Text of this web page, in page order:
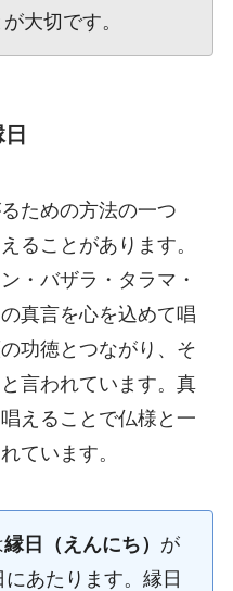
大切です。
ための方法の一つ
ることがあります。
・バザラ・タラマ・
真言を心を込めて唱
功徳とつながり、そ
言われています。真
えることで仏様と一
ています。
縁日（えんにち） が
あたります。縁日